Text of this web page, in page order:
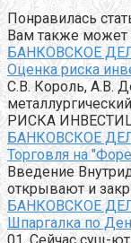
Понравилась
Вам также может
БАНКОВСКОЕ
Оценка риска
С.В. Король, А.В.
РИСКА
БАНКОВСКОЕ
Торговля на
Введение
открывают и
БАНКОВСКОЕ
Шпаргалка по